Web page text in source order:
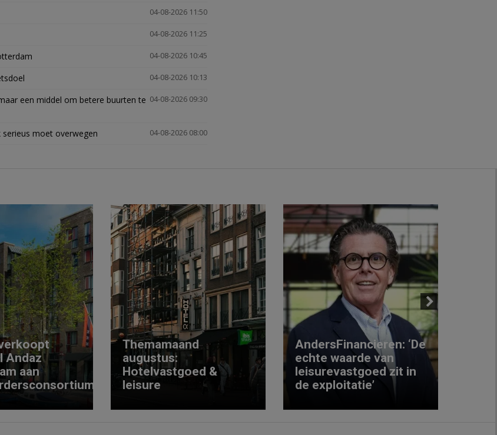
04-08-2026 11:50
04-08-2026 11:25
04-08-2026 10:45
04-08-2026 10:13
04-08-2026 09:30
een middel om betere buurten te
04-08-2026 08:00
moet overwegen
Andaz
aan
Themamaand
augustus:
Hotelvastgoed &
leisure
AndersFinancieren: ‘De
echte waarde van
leisurevastgoed zit in
de exploitatie’
Next